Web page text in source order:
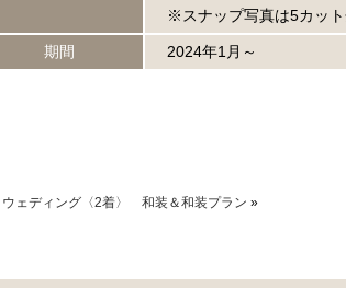
※スナップ写真は5カッ
期間 2024年1月～
ウェディング〈2着〉 和装＆和装プラン »